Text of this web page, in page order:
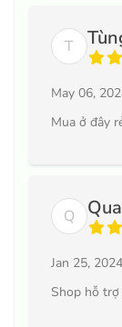
T
May 06,
Mua ở đây
Q
Jan 25,
Shop hỗ